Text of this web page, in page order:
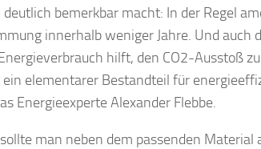
deutlich bemerkbar macht: In der Regel
innerhalb weniger Jahre. Und auch
hilft, den CO2-Ausstoß
ein elementarer Bestandteil für
Energieexperte Alexander Flebbe.
man neben dem passenden Material